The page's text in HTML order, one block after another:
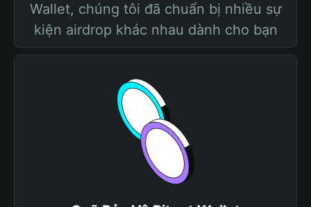
Wallet, chúng tôi đã chuẩn bị nhiều sự
kiện airdrop khác nhau dành cho bạn